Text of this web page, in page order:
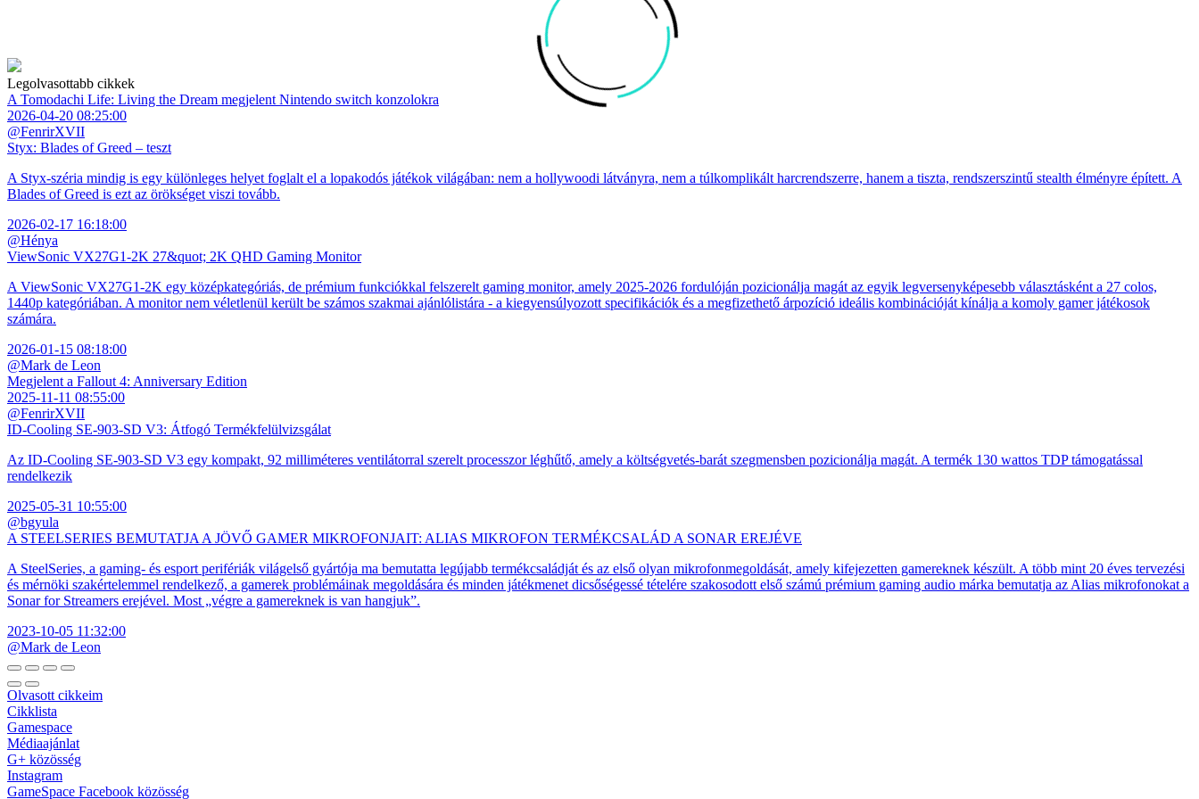
Legolvasottabb cikkek
A Tomodachi Life: Living the Dream megjelent Nintendo switch konzolokra
2026-04-20 08:25:00
@FenrirXVII
Styx: Blades of Greed – teszt
A Styx-széria mindig is egy különleges helyet foglalt el a lopakodós játékok világában: nem a hollywoodi látványra, nem a túlkomplikált harcrendszerre, hanem a tiszta, rendszerszintű stealth élményre épített. A
Blades of Greed is ezt az örökséget viszi tovább.
2026-02-17 16:18:00
@Hénya
ViewSonic VX27G1-2K 27&quot; 2K QHD Gaming Monitor
A ViewSonic VX27G1-2K egy középkategóriás, de prémium funkciókkal felszerelt gaming monitor, amely 2025-2026 fordulóján pozicionálja magát az egyik legversenyképesebb választásként a 27 colos,
1440p kategóriában. A monitor nem véletlenül került be számos szakmai ajánlólistára - a kiegyensúlyozott specifikációk és a megfizethető árpozíció ideális kombinációját kínálja a komoly gamer játékosok
számára.
2026-01-15 08:18:00
@Mark de Leon
Megjelent a Fallout 4: Anniversary Edition
2025-11-11 08:55:00
@FenrirXVII
ID-Cooling SE-903-SD V3: Átfogó Termékfelülvizsgálat
Az ID-Cooling SE-903-SD V3 egy kompakt, 92 milliméteres ventilátorral szerelt processzor léghűtő, amely a költségvetés-barát szegmensben pozicionálja magát. A termék 130 wattos TDP támogatással
rendelkezik
2025-05-31 10:55:00
@bgyula
A STEELSERIES BEMUTATJA A JÖVŐ GAMER MIKROFONJAIT: ALIAS MIKROFON TERMÉKCSALÁD A SONAR EREJÉVE
A SteelSeries, a gaming- és esport perifériák világelső gyártója ma bemutatta legújabb termékcsaládját és az első olyan mikrofonmegoldását, amely kifejezetten gamereknek készült. A több mint 20 éves tervezési
és mérnöki szakértelemmel rendelkező, a gamerek problémáinak megoldására és minden játékmenet dicsőségessé tételére szakosodott első számú prémium gaming audio márka bemutatja az Alias mikrofonokat a
Sonar for Streamers erejével. Most „végre a gamereknek is van hangjuk”.
2023-10-05 11:32:00
@Mark de Leon
Olvasott cikkeim
Cikklista
Gamespace
Médiaajánlat
G+ közösség
Instagram
GameSpace Facebook közösség